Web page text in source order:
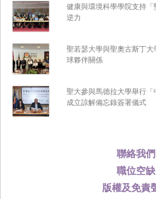
聯絡我們
職位空缺
版權及免責
健康與環境科學學院支持
逆力
聖若瑟大學與聖奧古斯丁
球夥伴關係
聖大參與馬德拉大學舉行「
成立諒解備忘錄簽署儀式